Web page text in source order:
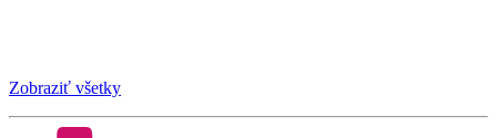
Zobraziť všetky